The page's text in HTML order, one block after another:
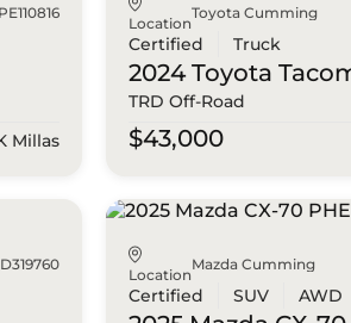
Millas
Location
Toyota Cumming
Certified Truck
2024 Toyota
TRD Off-Road
$43,000
Location
Mazda Cumming
Certified SUV AWD